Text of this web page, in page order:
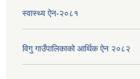
स्वास्थ्य ऐन-२०८१
विगु गाउँपालिकाको आर्थिक ऐन २०८२